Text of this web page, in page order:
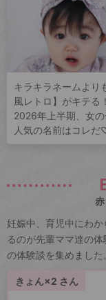
キラキラネームより
風レトロ】がキテる！
2026年上半期、女の
人気の名前はコレだ
妊娠中、育児中にわ
るのが先輩ママ達の
の体験談を集めました
きょん×2 さん